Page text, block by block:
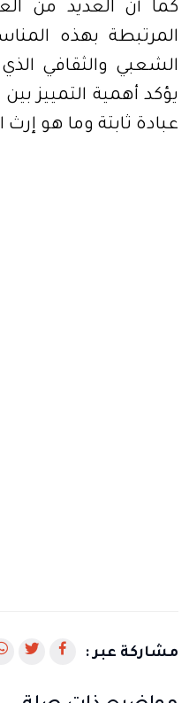
كما أن العديد من
المرتبطة بهذه
الشعبي والثقافي
يؤكد أهمية التمييز
عبادة ثابتة وما هو
مشاركة عبر :
رابط رابط